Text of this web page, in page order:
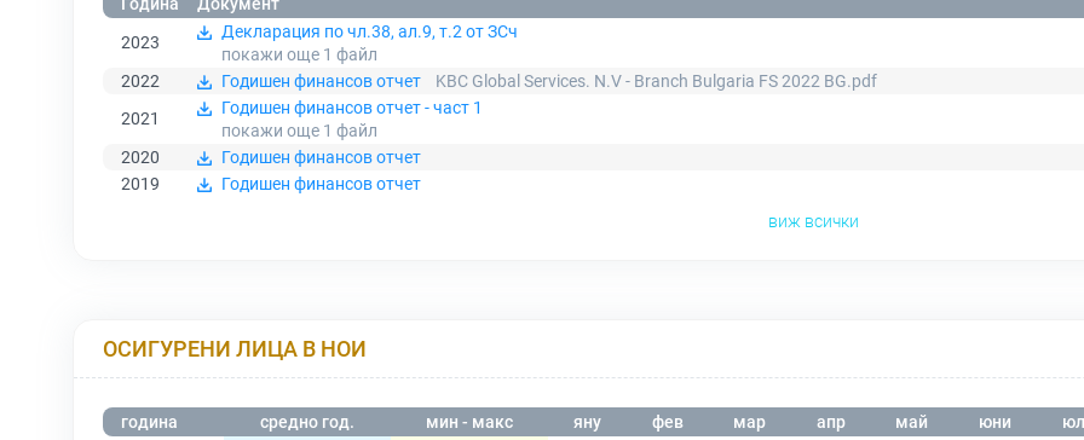
2023
Декларация по чл.38, ал.9, т.2 от ЗСч
покажи още 1 файл
2022
Годишен финансов отчет
KBC Global Services. N.V - Branch Bulgaria FS 2022 BG.pdf
2021
Годишен финансов отчет - част 1
покажи още 1 файл
2020
Годишен финансов отчет
2019
Годишен финансов отчет
виж всички
ОСИГУРЕНИ ЛИЦА В НОИ
година средно год. мин - макс яну фев мар апр май юни